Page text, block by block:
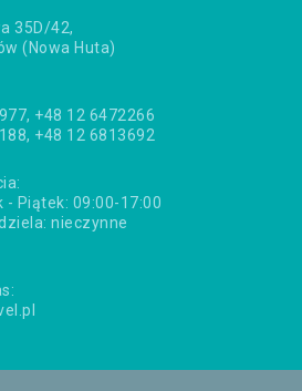
35D/42,
(Nowa Huta)
+48 12 6472266
+48 12 6813692
- Piątek: 09:00-17:00
nieczynne